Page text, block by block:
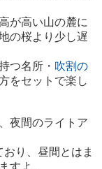
が高い山の麓に
の桜より少し遅
つ名所・ 吹割の
をセットで楽し
夜間のライトア
り、昼間とはま